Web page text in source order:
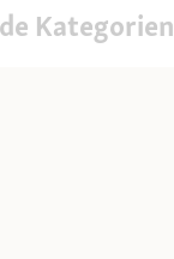
Kategorien